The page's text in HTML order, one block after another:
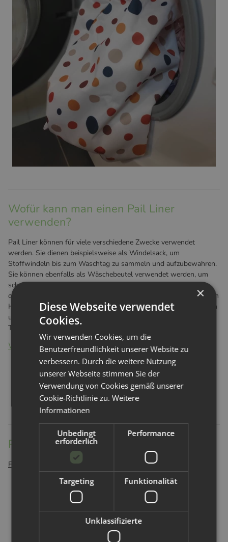
Wofür kann man einen Pail Liner
verwenden?
Pail Liner können für viele verschiedene Zwecke verwendet
werden. Sie dienen beispielsweise als Windelsack, um
Stoffwindeln bis zum Waschtag zu sammeln und aufzubewahren.
Sie können ebenfalls als Wäschebeutel verwendet werden, um
schmutzige Wäsche (z.B. Matschsachen aus dem Kindergarten
oder verschwitzte Sportbekleidung nach dem Fitness-Studio) nach
Hause zu transportieren. Sie eignen sich ebenfalls als waschbaren
und wiederverwendbaren Müllbeutel beim Camping oder als
Transportbeutel für Spielsachen.
Weitere Beispiele für eine Verwendung:
Transport von nasser Badebekleidung
schmutzige Schuhe aufbewaren
verschwitze oder schmutzige Kleidung transportieren
waschbare Mülltüte
Pail Liner - ganz einfach selbst nähen
Folgende Materialien und Hilfsmittel solltest du dir bereitlegen:
Nähmaschine
PUL-Stoff oder ein Textil deiner Wahl
Maßband oder Zollstock
×
Diese Webseite verwendet
Cookies.
Wir verwenden Cookies, um die
Benutzerfreundlichkeit unserer Website zu
verbessern. Durch die weitere Nutzung
unserer Webseite stimmen Sie der
Verwendung von Cookies gemäß unserer
Cookie-Richtlinie zu.Weitere
Informationen
Unbedingt
erforderlich
Performance
Targeting Funktionalität
Unklassifizierte